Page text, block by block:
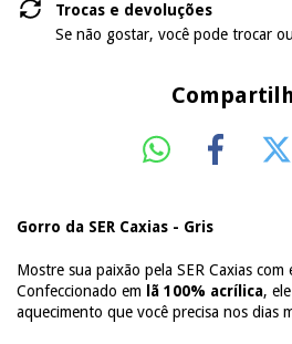
Trocas e devoluções
Se não gostar, você pode trocar
Gorro da SER Caxias - Gris
Mostre sua paixão pela SER Caxias
Confeccionado em lã 100% acrílica,
aquecimento que você precisa nos dias